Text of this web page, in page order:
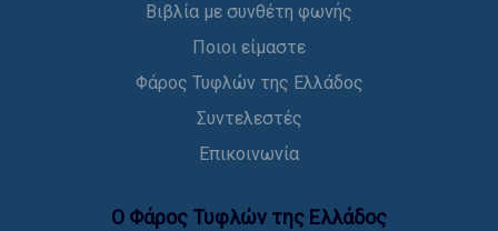
Βιβλία με συνθέτη φωνής
Ποιοι είμαστε
Φάρος Τυφλών της Ελλάδος
Συντελεστές
Επικοινωνία
Ο Φάρος Τυφλών της Ελλάδoς